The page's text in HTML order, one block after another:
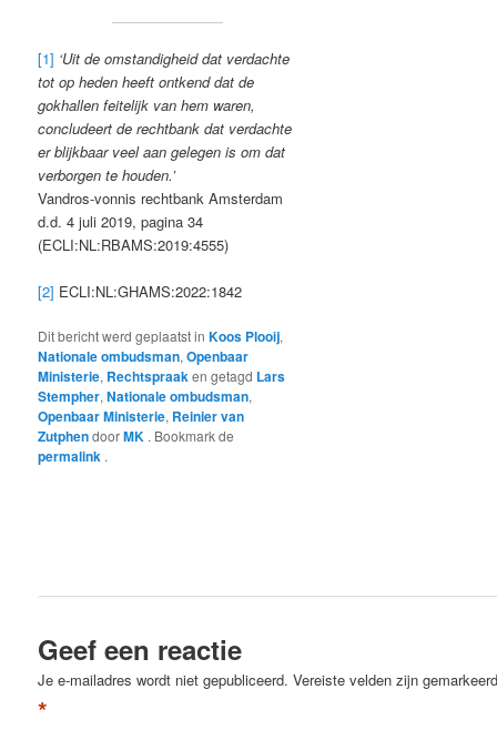
[1] ‘Uit de omstandigheid dat verdachte
tot op heden heeft ontkend dat de
gokhallen feitelijk van hem waren,
concludeert de rechtbank dat verdachte
er blijkbaar veel aan gelegen is om dat
verborgen te houden.’
Vandros-vonnis rechtbank Amsterdam
d.d. 4 juli 2019, pagina 34
(ECLI:NL:RBAMS:2019:4555)
[2] ECLI:NL:GHAMS:2022:1842
Dit bericht werd geplaatst inKoos Plooij,
Nationale ombudsman,Openbaar
Ministerie, Rechtspraaken getagd Lars
Stempher,Nationale ombudsman,
Openbaar Ministerie, Reinier van
ZutphendoorMK . Bookmark de
permalink .
Geef een reactie
Je e-mailadres wordt niet gepubliceerd. Vereiste velden zijn
*